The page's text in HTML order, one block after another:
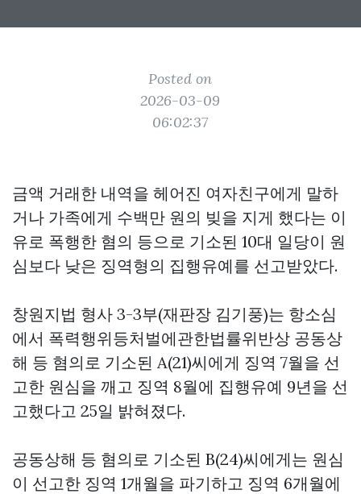
Posted on
2026-03-09
06:02:37
금액 거래한 내역을 헤어진 여자친구에게 말하
거나 가족에게 수백만 원의 빚을 지게 했다는 이
유로 폭행한 혐의 등으로 기소된 10대 일당이 원
심보다 낮은 징역형의 집행유예를 선고받았다.
창원지법 형사 3-3부(재판장 김기풍)는 항소심
에서 폭력행위등처벌에관한법률위반상 공동상
해 등 혐의로 기소된 A(21)씨에게 징역 7월을 선
고한 원심을 깨고 징역 8월에 집행유예 9년을 선
고했다고 25일 밝혀졌다.
공동상해 등 혐의로 기소된 B(24)씨에게는 원심
이 선고한 징역 1개월을 파기하고 징역 6개월에